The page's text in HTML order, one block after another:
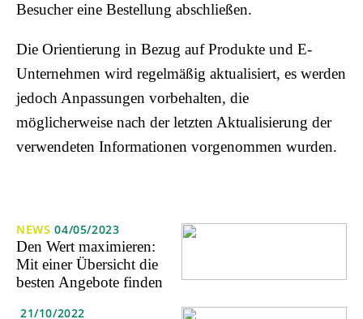
Besucher eine Bestellung abschließen.
Die Orientierung in Bezug auf Produkte und E-
Unternehmen wird regelmäßig aktualisiert, es werden
jedoch Anpassungen vorbehalten, die
möglicherweise nach der letzten Aktualisierung der
verwendeten Informationen vorgenommen wurden.
NEWS 04/05/2023
Den Wert maximieren:
Mit einer Übersicht die
besten Angebote finden
21/10/2022